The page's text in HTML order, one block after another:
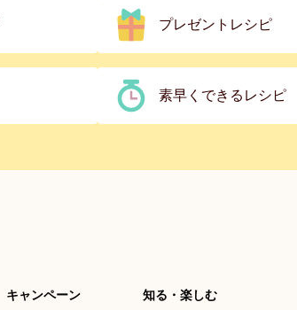
プレゼントレシピ
素早くできるレシピ
キャンペーン 知る・楽しむ